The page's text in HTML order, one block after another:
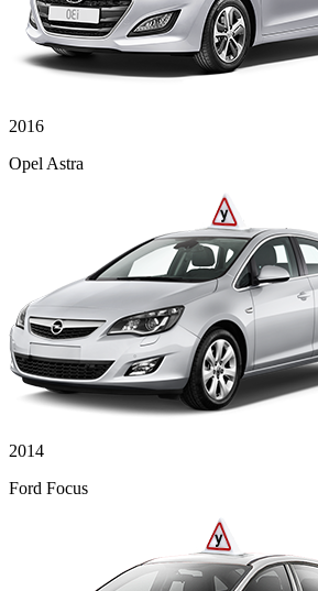
2016
Opel Astra
2014
Ford Focus